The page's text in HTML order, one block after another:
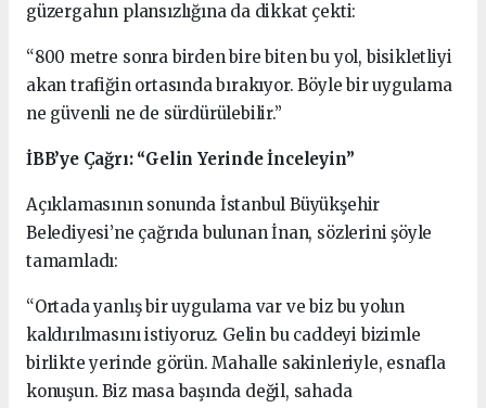
güzergahın plansızlığına da dikkat çekti:
“800 metre sonra birden bire biten bu yol, bisikletliyi
akan trafiğin ortasında bırakıyor. Böyle bir uygulama
ne güvenli ne de sürdürülebilir.”
İBB’ye Çağrı: “Gelin Yerinde İnceleyin”
Açıklamasının sonunda İstanbul Büyükşehir
Belediyesi’ne çağrıda bulunan İnan, sözlerini şöyle
tamamladı:
“Ortada yanlış bir uygulama var ve biz bu yolun
kaldırılmasını istiyoruz. Gelin bu caddeyi bizimle
birlikte yerinde görün. Mahalle sakinleriyle, esnafla
konuşun. Biz masa başında değil, sahada